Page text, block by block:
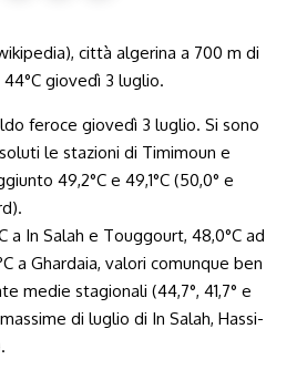
feroce giovedì 3 luglio. Si sono
le stazioni di Timimoun e
49,2°C e 49,1°C (50,0° e
a In Salah e Touggourt, 48,0°C ad
a Ghardaia, valori comunque ben
medie stagionali (44,7°, 41,7° e
di luglio di In Salah, Hassi-